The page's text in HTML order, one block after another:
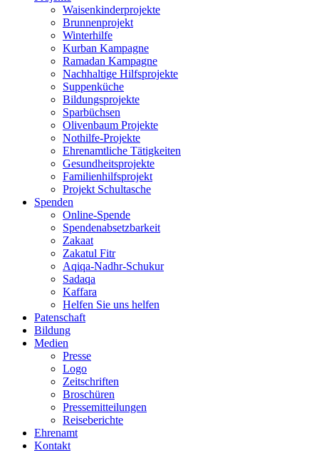
Waisenkinderprojekte
Brunnenprojekt
Winterhilfe
Kurban Kampagne
Ramadan Kampagne
Nachhaltige Hilfsprojekte
Suppenküche
Bildungsprojekte
Sparbüchsen
Olivenbaum Projekte
Nothilfe-Projekte
Ehrenamtliche Tätigkeiten
Gesundheitsprojekte
Familienhilfsprojekt
Projekt Schultasche
Spenden
Online-Spende
Spendenabsetzbarkeit
Zakaat
Zakatul Fitr
Aqiqa-Nadhr-Schukur
Sadaqa
Kaffara
Helfen Sie uns helfen
Patenschaft
Bildung
Medien
Presse
Logo
Zeitschriften
Broschüren
Pressemitteilungen
Reiseberichte
Ehrenamt
Kontakt